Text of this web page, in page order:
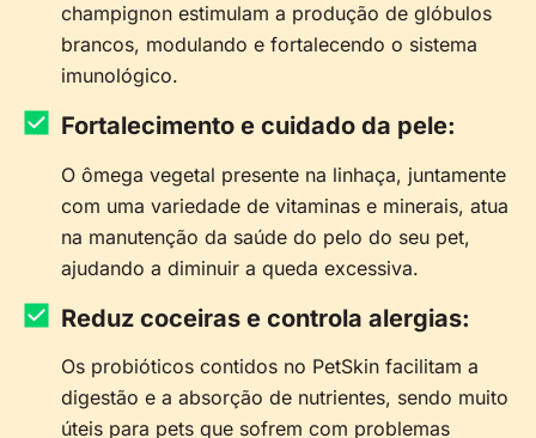
champignon estimulam a produção de glóbulos
brancos, modulando e fortalecendo o sistema
imunológico.
Fortalecimento e cuidado da pele:
O ômega vegetal presente na linhaça, juntamente
com uma variedade de vitaminas e minerais, atua
na manutenção da saúde do pelo do seu pet,
ajudando a diminuir a queda excessiva.
Reduz coceiras e controla alergias:
Os probióticos contidos no PetSkin facilitam a
digestão e a absorção de nutrientes, sendo muito
úteis para pets que sofrem com problemas